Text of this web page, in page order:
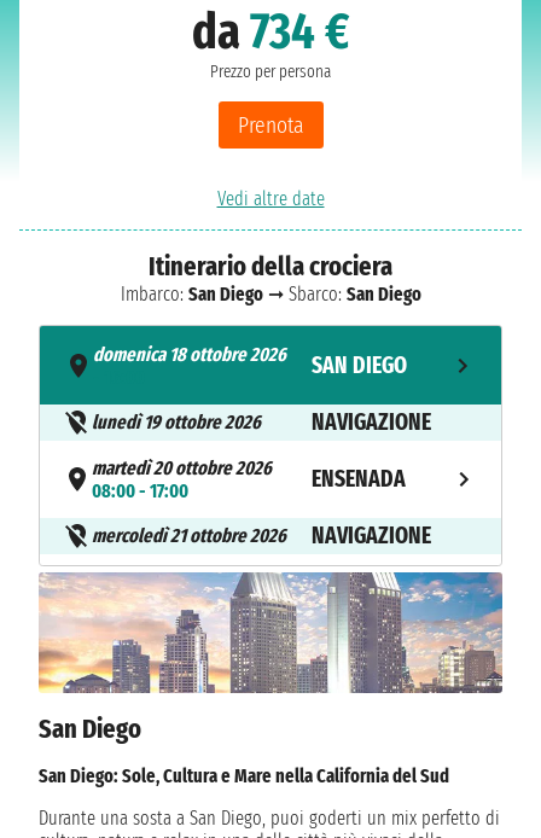
da734 €
Prezzo per persona
Prenota
Vedi altre date
Itinerario della crociera
Imbarco: San Diego➞ Sbarco: San Diego
domenica 18 ottobre 2026
SAN DIEGO
lunedì 19 ottobre 2026 NAVIGAZIONE
martedì 20 ottobre 2026
08:00 - 17:00
ENSENADA
mercoledì 21 ottobre 2026 NAVIGAZIONE
giovedì 22 ottobre 2026
08:00
SAN DIEGO
San Diego
San Diego: Sole, Cultura e Mare nella California del Sud
Durante una sosta a San Diego, puoi goderti un mix perfetto di